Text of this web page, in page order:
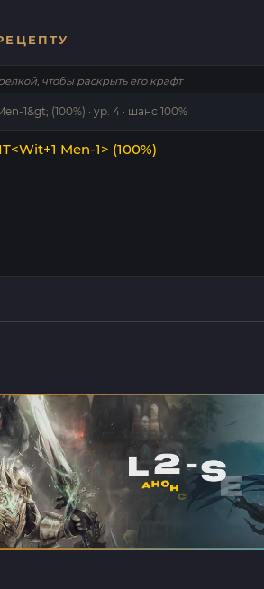
чтобы раскрыть его крафт
1&gt; (100%) · ур. 4 · шанс 100%
Men-1> (100%)